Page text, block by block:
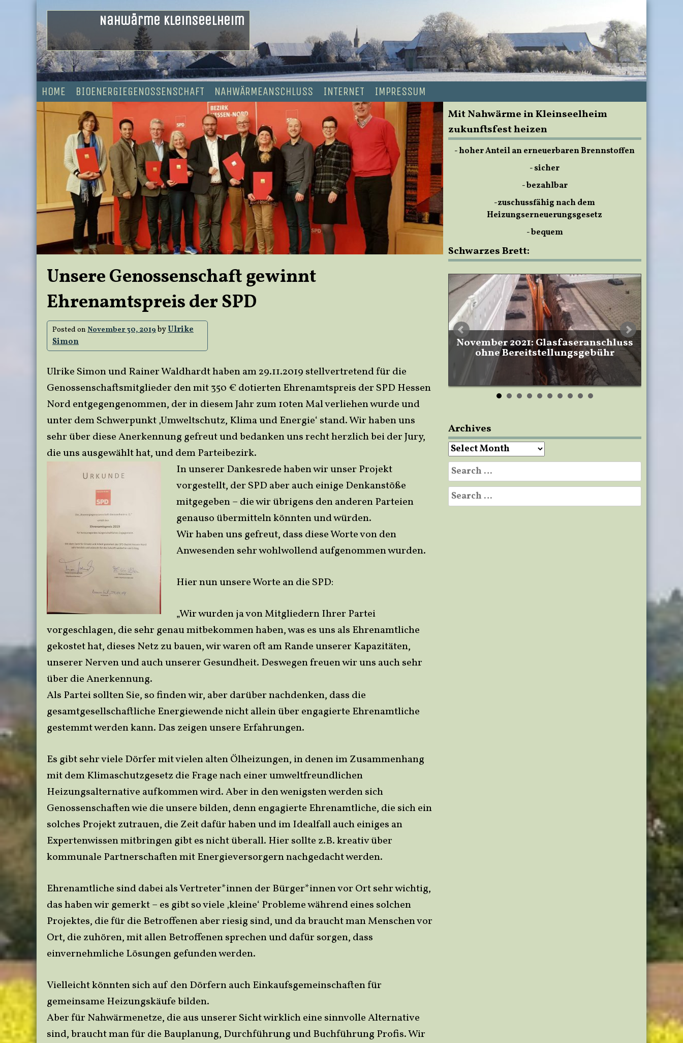
to
content
Nahwärme Kleinseelheim
HOME BIOENERGIEGENOSSENSCHAFT NAHWÄRMEANSCHLUSS INTERNET IMPRESSUM
Unsere Genossenschaft gewinnt
Ehrenamtspreis der SPD
Posted on November 30, 2019byUlrike
Simon
Ulrike Simon und Rainer Waldhardt haben am 29.11.2019 stellvertretend für die
Genossenschaftsmitglieder den mit 350 € dotierten Ehrenamtspreis der SPD Hessen
Nord entgegengenommen, der in diesem Jahr zum 10ten Mal verliehen wurde und
unter dem Schwerpunkt ‚Umweltschutz, Klima und Energie‘ stand. Wir haben uns
sehr über diese Anerkennung gefreut und bedanken uns recht herzlich bei der Jury,
die uns ausgewählt hat, und dem Parteibezirk.
In unserer Dankesrede haben wir unser Projekt
vorgestellt, der SPD aber auch einige Denkanstöße
mitgegeben – die wir übrigens den anderen Parteien
genauso übermitteln könnten und würden.
Wir haben uns gefreut, dass diese Worte von den
Anwesenden sehr wohlwollend aufgenommen wurden.
Hier nun unsere Worte an die SPD:
„Wir wurden ja von Mitgliedern Ihrer Partei
vorgeschlagen, die sehr genau mitbekommen haben, was es uns als Ehrenamtliche
gekostet hat, dieses Netz zu bauen, wir waren oft am Rande unserer Kapazitäten,
unserer Nerven und auch unserer Gesundheit. Deswegen freuen wir uns auch sehr
über die Anerkennung.
Als Partei sollten Sie, so finden wir, aber darüber nachdenken, dass die
gesamtgesellschaftliche Energiewende nicht allein über engagierte Ehrenamtliche
gestemmt werden kann. Das zeigen unsere Erfahrungen.
Es gibt sehr viele Dörfer mit vielen alten Ölheizungen, in denen im Zusammenhang
mit dem Klimaschutzgesetz die Frage nach einer umweltfreundlichen
Heizungsalternative aufkommen wird. Aber in den wenigsten werden sich
Genossenschaften wie die unsere bilden, denn engagierte Ehrenamtliche, die sich ein
solches Projekt zutrauen, die Zeit dafür haben und im Idealfall auch einiges an
Expertenwissen mitbringen gibt es nicht überall. Hier sollte z.B. kreativ über
kommunale Partnerschaften mit Energieversorgern nachgedacht werden.
Ehrenamtliche sind dabei als Vertreter*innen der Bürger*innen vor Ort sehr wichtig,
das haben wir gemerkt – es gibt so viele ‚kleine‘ Probleme während eines solchen
Projektes, die für die Betroffenen aber riesig sind, und da braucht man Menschen vor
Ort, die zuhören, mit allen Betroffenen sprechen und dafür sorgen, dass
einvernehmliche Lösungen gefunden werden.
Vielleicht könnten sich auf den Dörfern auch Einkaufsgemeinschaften für
gemeinsame Heizungskäufe bilden.
Aber für Nahwärmenetze, die aus unserer Sicht wirklich eine sinnvolle Alternative
sind, braucht man für die Bauplanung, Durchführung und Buchführung Profis. Wir
Mit Nahwärme in Kleinseelheim
zukunftsfest heizen
- hoher Anteil an erneuerbaren Brennstoffen
- sicher
- bezahlbar
-zuschussfähig nach dem
Heizungserneuerungsgesetz
- bequem
Schwarzes Brett:
November 2021: Glasfaseranschluss
ohne Bereitstellungsgebühr
Archives
Archives
Search
for:
Search
for: